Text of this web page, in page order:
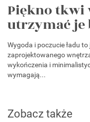
Piękno tkwi
utrzymać je
Wygoda i poczucie ładu
zaprojektowanego
wykończenia i
wymagają...
Zobacz także